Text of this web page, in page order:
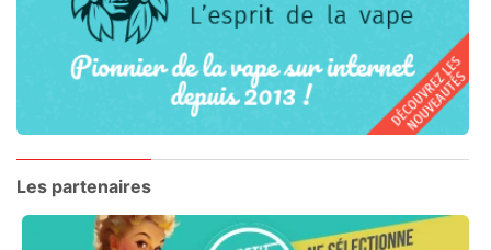
Les partenaires